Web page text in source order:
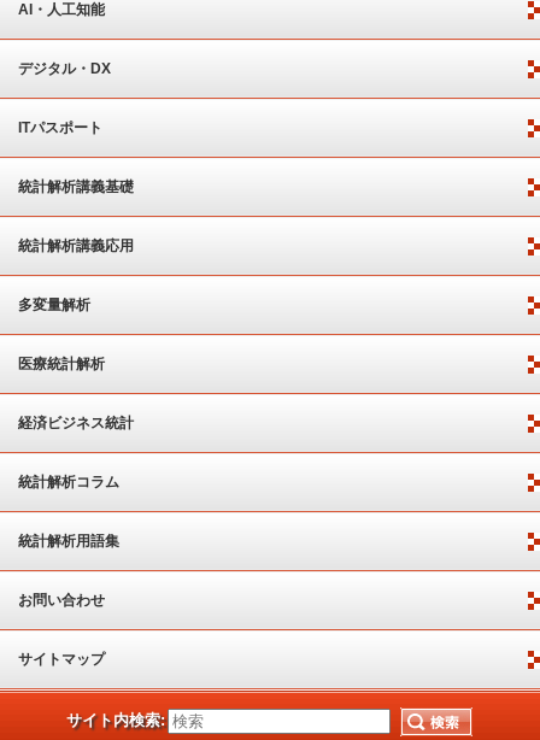
AI・人工知能
デジタル・DX
ITパスポート
統計解析講義基礎
統計解析講義応用
多変量解析
医療統計解析
経済ビジネス統計
統計解析コラム
統計解析用語集
お問い合わせ
サイトマップ
サイト内検索: